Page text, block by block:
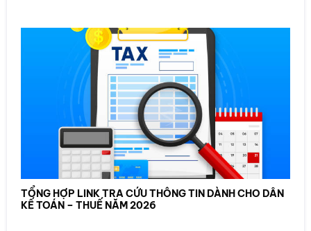
TỔNG HỢP LINK TRA CỨU THÔNG TIN DÀNH CHO DÂN
KẾ TOÁN – THUẾ NĂM 2026